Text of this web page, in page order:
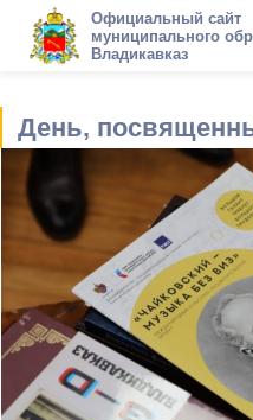
Официальный сайт
муниципального
Владикавказ
День,